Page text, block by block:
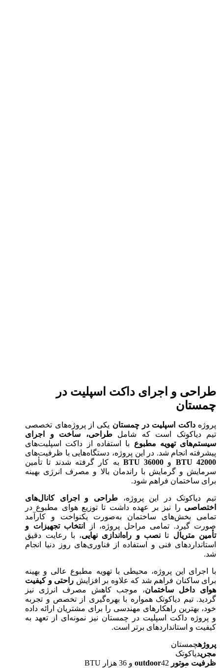
طراحی و اجرای داکت اسپلیت در
چمستان
پروژهداکت اسپلیت در چمستان یکی از پروژه‌های تخصصی
تیم دیاکوتک است که شاملطراحی، ساخت و اجرای
سیستم‌های تهویه مطبوع با استفاده از داکت اسپلیت‌های
پیشرفته انجام شد. در این پروژه، دستگاه‌هایی با ظرفیت‌های
42000 BTU
و 36000 BTU
به کار گرفته شدند تا تأمین
سرمایش و گرمایش با راندمان بالا و مصرف انرژی بهینه
برای ساختمان فراهم شود.
تیم دیاکوتک در این پروژه، طراحی و اجرای کانال‌های
اختصاصی را نیز بر عهده داشت تا توزیع هوای مطبوع در
تمامی بخش‌های ساختمان به‌صورت یکنواخت و کارآمد
صورت گیرد. تمامی مراحل پروژه، از
انتخاب تجهیزات و
تأمین متریال تا نصب و راه‌اندازی نهایی، با رعایت دقیق
استانداردهای فنی و استفاده از فناوری‌های روز دنیا انجام
شد.
با اجرای این پروژه، محیطی با تهویه مطبوع عالی و بهینه
برای ساکنان فراهم شد که علاوه بر افزایش راحتی و کیفیت
هوای داخل ساختمان، موجب کاهش مصرف انرژی نیز
گردید. تیم دیاکوتک همواره با بهره‌گیری از تخصص و تجربه
خود، بهترین راهکارهای مهندسی را برای مشتریان ارائه داده
و پروژه داکت اسپلیت در چمستان نیز نمونه‌ای از تعهد به
کیفیت و استانداردهای برتر است.
پروژهچمستان
مجریدیاکوتک
ظرفیت موتور outdoor 42 و 36 هزار BTU